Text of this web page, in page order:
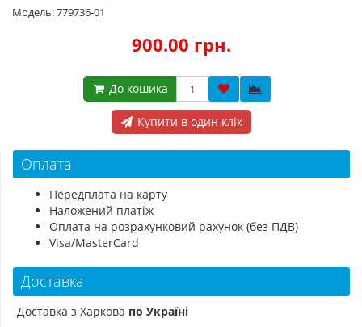
Модель: 779736-01
900.00 грн.
До кошика
Купити в один клік
Оплата
Передплата на карту
Наложений платіж
Оплата на розрахунковий рахунок (без ПДВ)
Visa/MasterCard
Доставка
Доставка з Харкова по Україні